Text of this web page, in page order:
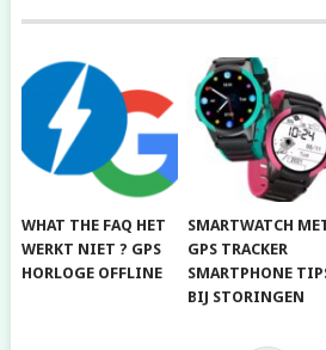
WHAT THE FAQ HET
WERKT NIET ? GPS
HORLOGE OFFLINE
SMARTWATCH
GPS TRACKER
SMARTPHONE
BIJ STORINGEN